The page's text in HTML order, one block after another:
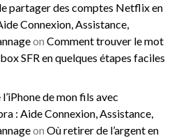
partager des comptes Netflix en
Connexion, Assistance,
on Comment trouver le mot
SFR en quelques étapes faciles
de mon fils avec
: Aide Connexion, Assistance,
on Où retirer de l’argent en